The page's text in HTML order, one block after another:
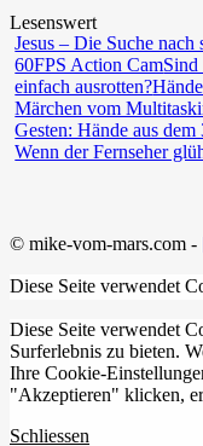
Lesenswert
Jesus – Die Suche nach
60FPS Action CamSind
einfach ausrotten?
Märchen vom
Gesten: Hände aus
Wenn der Fernseher
© mike-vom-mars.com -
Diese Seite verwendet
Diese Seite verwendet
Surferlebnis zu bieten.
Ihre Cookie-
"Akzeptieren" klicken,
Schliessen